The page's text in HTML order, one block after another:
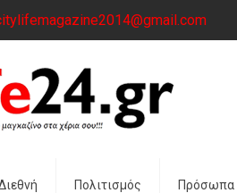
Πολιτισμός Πρόσωπα